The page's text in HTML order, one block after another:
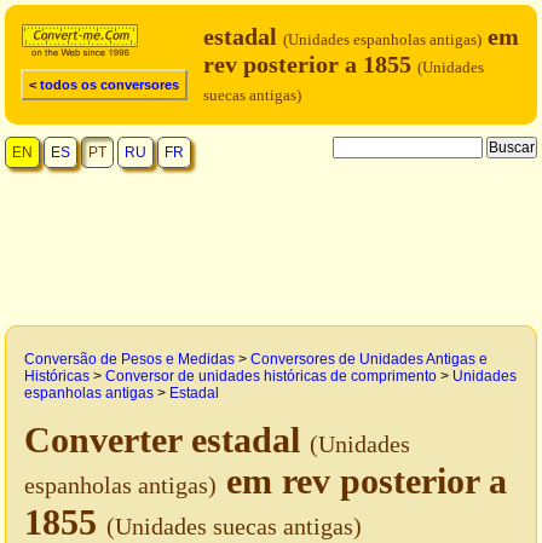
< todos os conversores
estadal (Unidades espanholas antigas) em
rev posterior a 1855 (Unidades
suecas antigas)
EN ES PT RU FR
Conversão de Pesos e Medidas > Conversores de Unidades Antigas e
Históricas > Conversor de unidades históricas de comprimento > Unidades
espanholas antigas > Estadal
Converter estadal (Unidades
espanholas antigas) em rev posterior a
1855 (Unidades suecas antigas)